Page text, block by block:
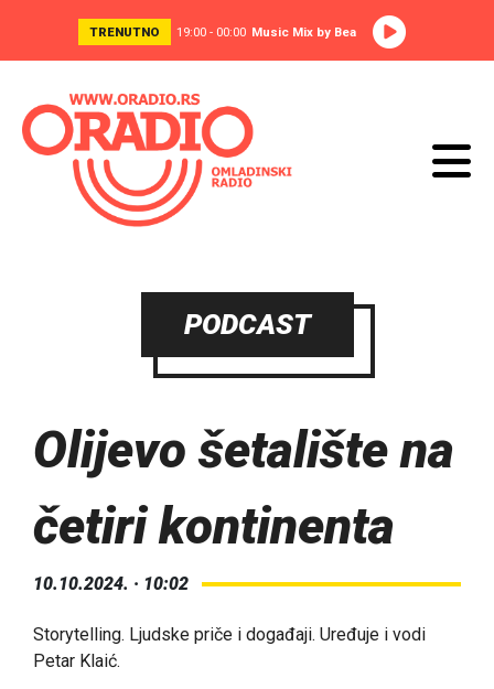
TRENUTNO 19:00 - 00:00 Music Mix by Bea
PODCAST
Olijevo šetalište na
četiri kontinenta
10.10.2024. · 10:02
Storytelling. Ljudske priče i događaji. Uređuje i vodi
Petar Klaić.